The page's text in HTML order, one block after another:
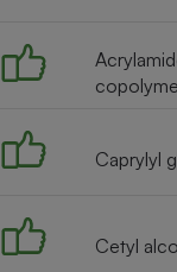
Caprylyl
Cetyl